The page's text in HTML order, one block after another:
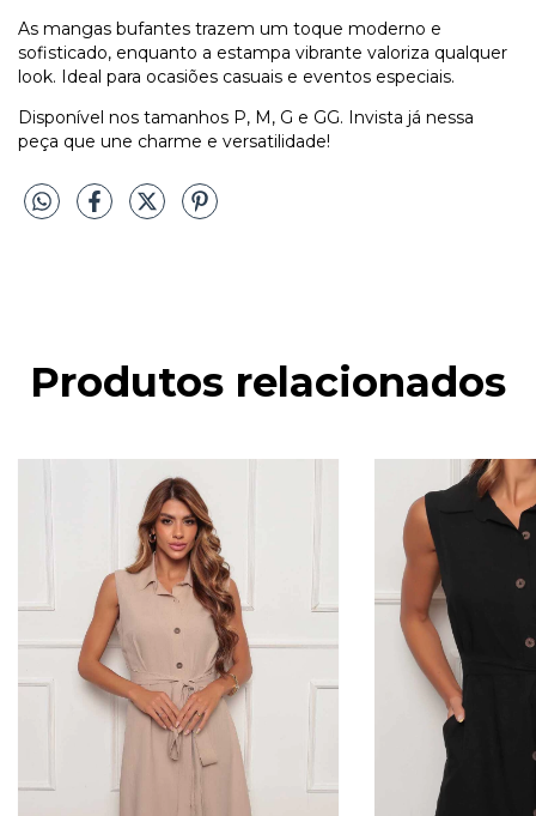
As mangas bufantes trazem um toque moderno e
sofisticado, enquanto a estampa vibrante valoriza qualquer
look. Ideal para ocasiões casuais e eventos especiais.
Disponível nos tamanhos P, M, G e GG. Invista já nessa
peça que une charme e versatilidade!
Produtos relacionados